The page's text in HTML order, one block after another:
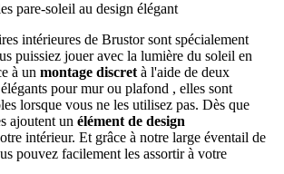
pare-soleil au design élégant
intérieures de Brustor sont spécialement
puissiez jouer avec la lumière du soleil en
à un montage discret à l'aide de deux
pour mur ou plafond , elles sont
lorsque vous ne les utilisez pas. Dès que
ajoutent un élément de design
intérieur. Et grâce à notre large éventail de
pouvez facilement les assortir à votre